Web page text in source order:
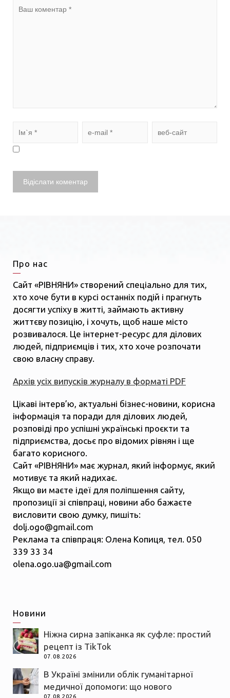
Про нас
Сайт «РІВНЯНИ» створений спеціально для тих,
хто хоче бути в курсі останніх подій і прагнуть
досягти успіху в житті, займають активну
життєву позицію, і хочуть, щоб наше місто
розвивалося. Це інтернет-ресурс для ділових
людей, підприємців і тих, хто хоче розпочати
свою власну справу.
Архів усіх випусків журналу в форматі PDF
Цікаві інтерв’ю, актуальні бізнес-новини, корисна
інформація та поради для ділових людей,
розповіді про успішні українські проєкти та
підприємства, досьє про відомих рівнян і ще
багато корисного.
Сайт «РІВНЯНИ» має журнал, який інформує, який
мотивує та який надихає.
Якщо ви маєте ідеї для поліпшення сайту,
пропозиції зі співпраці, новини або бажаєте
висловити свою думку, пишіть:
dolj.ogo@gmail.com
Реклама та співпраця: Олена Копиця, тел. 050
339 33 34
olena.ogo.ua@gmail.com
Новини
Ніжна сирна запіканка як суфле: простий
рецепт із TikTok
07.08.2026
В Україні змінили облік гуманітарної
медичної допомоги: що нового
07.08.2026